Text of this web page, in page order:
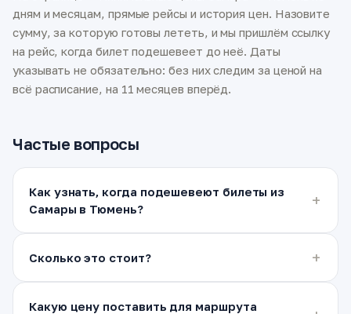
дням и месяцам, прямые рейсы и история цен. Назовите
сумму, за которую готовы лететь, и мы пришлём ссылку
на рейс, когда билет подешевеет до неё. Даты
указывать не обязательно: без них следим за ценой на
всё расписание, на 11 месяцев вперёд.
Частые вопросы
Как узнать, когда подешевеют билеты из
Самары в Тюмень?
Сколько это стоит?
Какую цену поставить для маршрута